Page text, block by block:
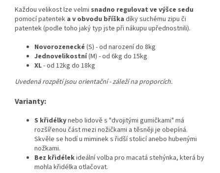
Každou velikost lze velmi snadno regulovat ve výšce sedu
pomocí patentek a v obvodu bříška díky suchému zipu či
patentek (podle toho jaký typ jste při nákupu upřednostnili).
Novorozenecké (S) - od narození do 8kg
Jednovelikostní(M) - od 6kg do 15kg
XL- od 12kg do 18kg
Uvedená rozpětí jsou orientační - záleží na proporcích.
Varianty:
S křidélkynebo lidově s "dvojitými gumičkami" má
rozšířenou část mezi nožičkami a těsněji je obepíná.
Skvěle se hodí u miminek s řidší stolicí anebo hubenými
nožkami.
Bez křidélekideální volba pro macatá stehýnka, která by
mohla křidélka otlačovat.